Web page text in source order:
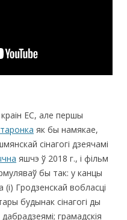
ЕС, але першы
як бы намякае,
сінагогі дзеячамі
яшчэ ў 2018 г., і фільм
бы так: у канцы
Гродзенскай вобласці
будынак сінагогі ды
грамадскія